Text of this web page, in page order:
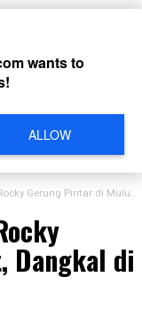
Pintar di Mulut, Dangkal di Pemikiran
Dangkal di
wants to
ALLOW